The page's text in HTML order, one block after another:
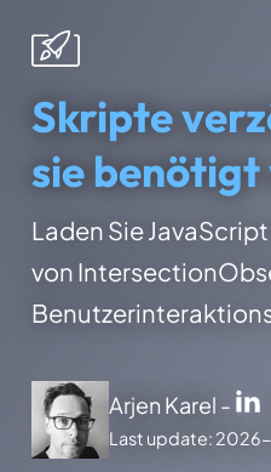
Skripte
sie
Laden Sie
von
Arjen Karel -
Last update: